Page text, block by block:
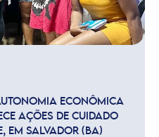
ECONÔMICA
AÇÕES DE CUIDADO
EM SALVADOR (BA)